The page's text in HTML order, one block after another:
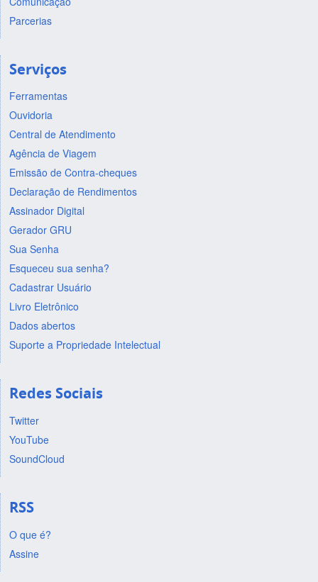
Parcerias
Serviços
Ferramentas
Ouvidoria
Central de Atendimento
Agência de Viagem
Emissão de Contra-cheques
Declaração de Rendimentos
Assinador Digital
Gerador GRU
Sua Senha
Esqueceu sua senha?
Cadastrar Usuário
Livro Eletrônico
Dados abertos
Suporte a Propriedade Intelectual
Redes Sociais
Twitter
YouTube
SoundCloud
RSS
O que é?
Assine